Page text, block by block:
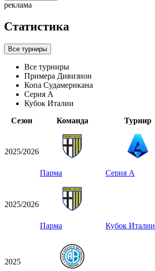
реклама
Статистика
Все турниры
Все турниры
Примера Дивизион
Копа Судамерикана
Серия А
Кубок Италии
Сезон
Команда Турнир
2025/2026
Парма Серия А
2025/2026
Парма Кубок Италии
2025